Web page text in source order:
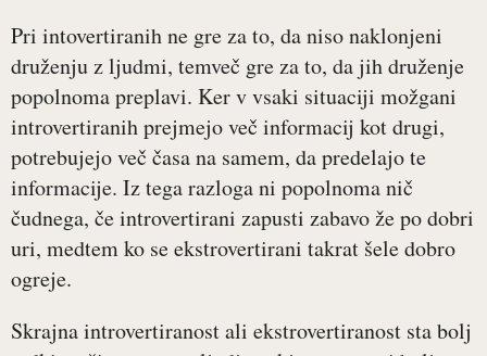
Pri intovertiranih ne gre za to, da niso naklonjeni
druženju z ljudmi, temveč gre za to, da jih druženje
popolnoma preplavi. Ker v vsaki situaciji možgani
introvertiranih prejmejo več informacij kot drugi,
potrebujejo več časa na samem, da predelajo te
informacije. Iz tega razloga ni popolnoma nič
čudnega, če introvertirani zapusti zabavo že po dobri
uri, medtem ko se ekstrovertirani takrat šele dobro
ogreje.
Skrajna introvertiranost ali ekstrovertiranost sta bolj